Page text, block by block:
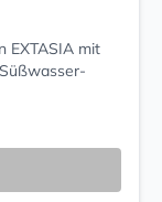
EXTASIA mit